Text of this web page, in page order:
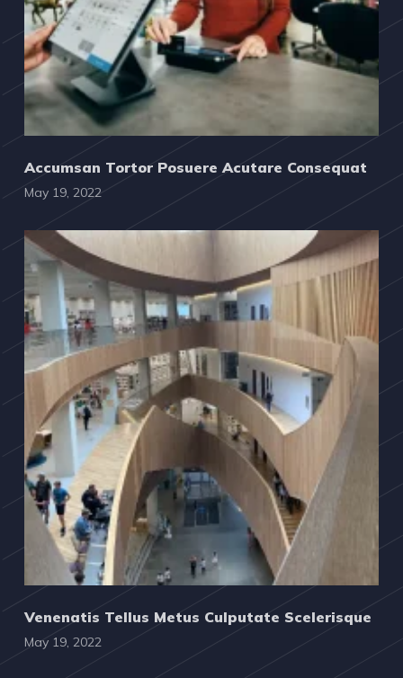
Accumsan Tortor Posuere Acutare Consequat
May 19, 2022
Venenatis Tellus Metus Culputate Scelerisque
May 19, 2022